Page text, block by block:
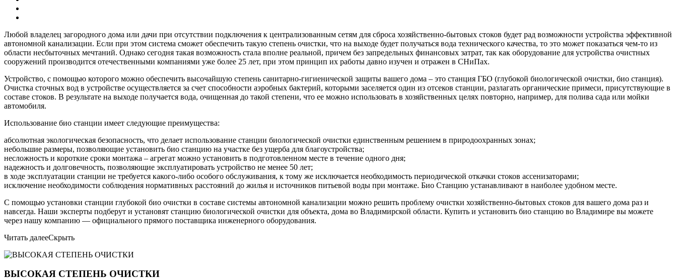
Любой владелец загородного дома или дачи при отсутствии подключения к централизованным сетям для сброса хозяйственно-бытовых стоков будет рад возможности устройства эффективной
автономной канализации. Если при этом система сможет обеспечить такую степень очистки, что на выходе будет получаться вода технического качества, то это может показаться чем-то из
области несбыточных мечтаний. Однако сегодня такая возможность стала вполне реальной, причем без запредельных финансовых затрат, так как оборудование для устройства очистных
сооружений производится отечественными компаниями уже более 25 лет, при этом принцип их работы давно изучен и отражен в СНиПах.
Устройство, с помощью которого можно обеспечить высочайшую степень санитарно-гигиенической защиты вашего дома – это станция ГБО (глубокой биологической очистки, био станция).
Очистка сточных вод в устройстве осуществляется за счет способности аэробных бактерий, которыми заселяется один из отсеков станции, разлагать органические примеси, присутствующие в
составе стоков. В результате на выходе получается вода, очищенная до такой степени, что ее можно использовать в хозяйственных целях повторно, например, для полива сада или мойки
автомобиля.
Использование био станции имеет следующие преимущества:
абсолютная экологическая безопасность, что делает использование станции биологической очистки единственным решением в природоохранных зонах;
небольшие размеры, позволяющие установить био станцию на участке без ущерба для благоустройства;
несложность и короткие сроки монтажа – агрегат можно установить в подготовленном месте в течение одного дня;
надежность и долговечность, позволяющие эксплуатировать устройство не менее 50 лет;
в ходе эксплуатации станции не требуется какого-либо особого обслуживания, к тому же исключается необходимость периодической откачки стоков ассенизаторами;
исключение необходимости соблюдения нормативных расстояний до жилья и источников питьевой воды при монтаже. Био Станцию устанавливают в наиболее удобном месте.
С помощью установки станции глубокой био очистки в составе системы автономной канализации можно решить проблему очистки хозяйственно-бытовых стоков для вашего дома раз и
навсегда. Наши эксперты подберут и установят станцию биологической очистки для объекта, дома во Владимирской области. Купить и установить био станцию во Владимире вы можете
через нашу компанию — официального прямого поставщика инженерного оборудования.
Читать далееСкрыть
ВЫСОКАЯ СТЕПЕНЬ ОЧИСТКИ